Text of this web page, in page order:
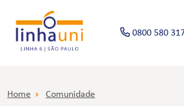
0800 580
Home Comunidade